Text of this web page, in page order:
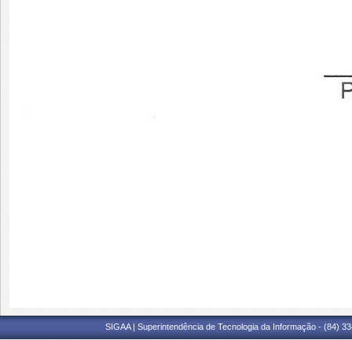
SIGAA | Superintendência de Tecnologia da Informação - (84)